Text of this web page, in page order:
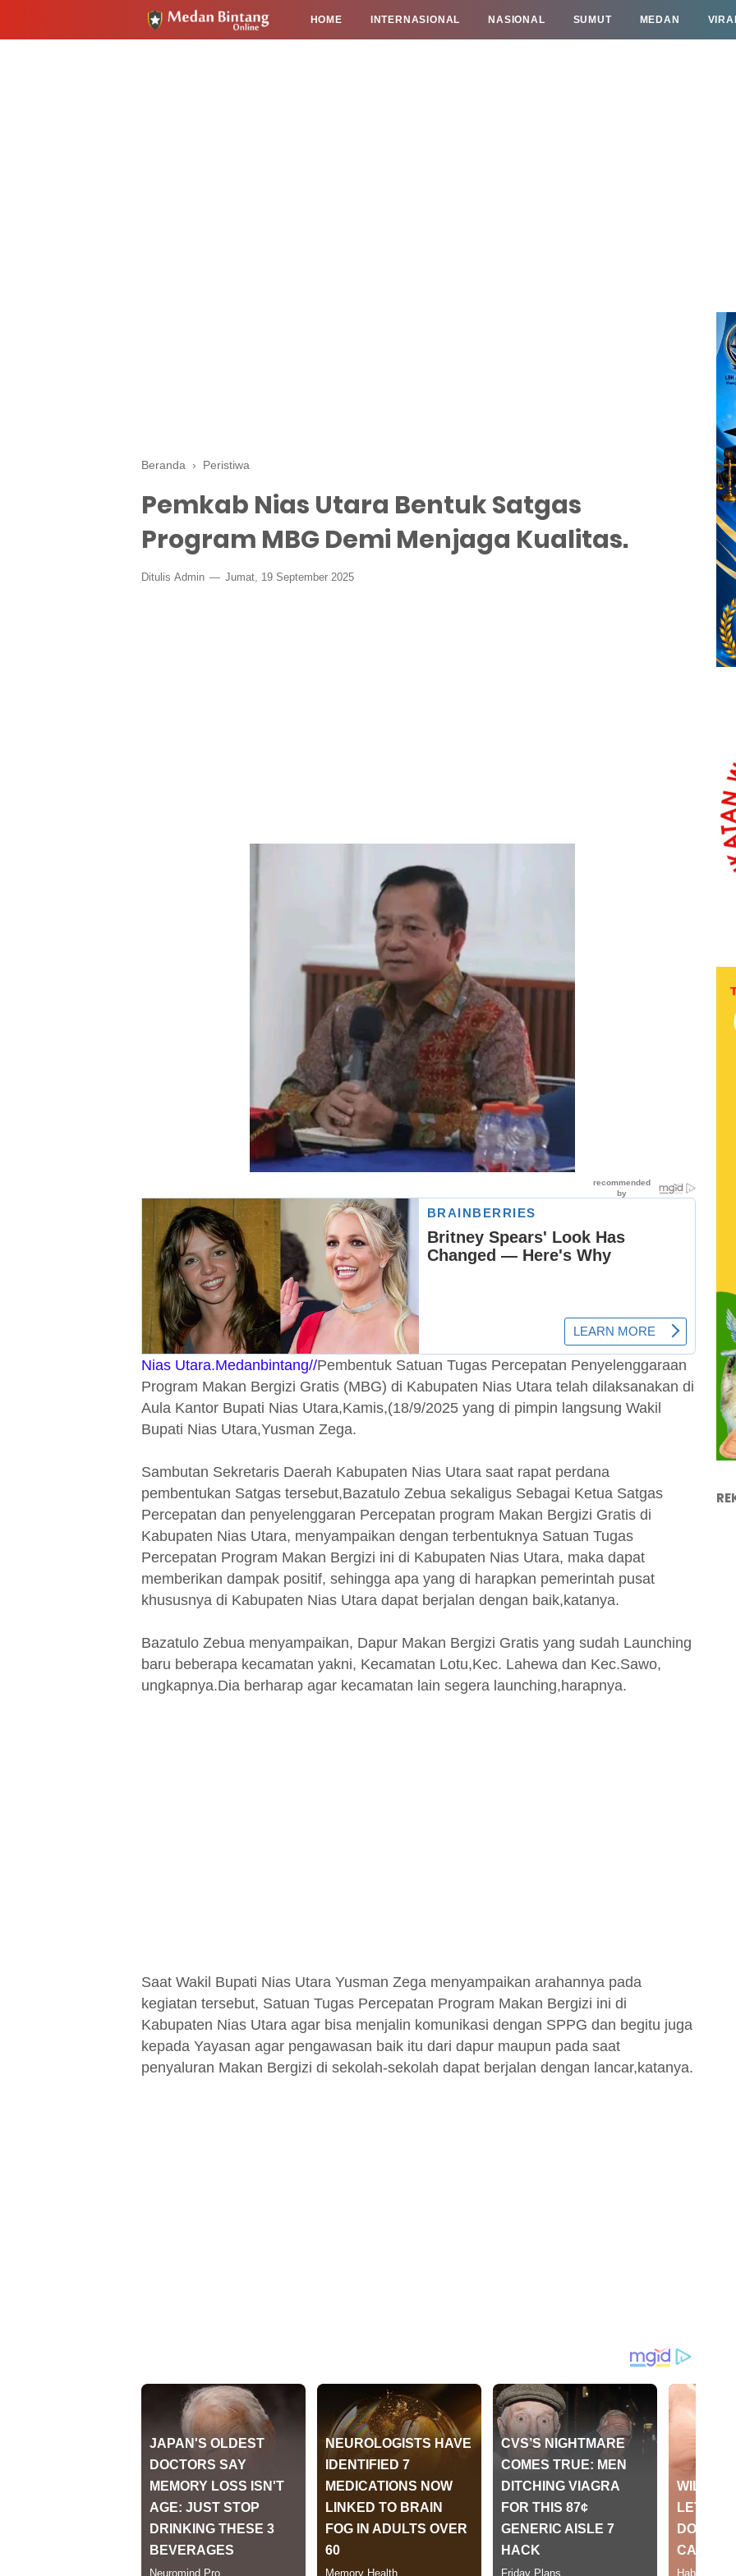
HOME INTERNASIONAL NASIONAL SUMUT MEDAN
Beranda › Peristiwa
Pemkab Nias Utara Bentuk Satgas
Program MBG Demi Menjaga Kualitas.
Ditulis Admin Jumat, 19 September 2025
Nias Utara.Medanbintang//Pembentuk Satuan Tugas Percepatan Penyelenggaraan
Program Makan Bergizi Gratis (MBG) di Kabupaten Nias Utara telah dilaksanakan di
Aula Kantor Bupati Nias Utara,Kamis,(18/9/2025 yang di pimpin langsung Wakil
Bupati Nias Utara,Yusman Zega.
Sambutan Sekretaris Daerah Kabupaten Nias Utara saat rapat perdana
pembentukan Satgas tersebut,Bazatulo Zebua sekaligus Sebagai Ketua Satgas
Percepatan dan penyelenggaran Percepatan program Makan Bergizi Gratis di
Kabupaten Nias Utara, menyampaikan dengan terbentuknya Satuan Tugas
Percepatan Program Makan Bergizi ini di Kabupaten Nias Utara, maka dapat
memberikan dampak positif, sehingga apa yang di harapkan pemerintah pusat
khususnya di Kabupaten Nias Utara dapat berjalan dengan baik,katanya.
Bazatulo Zebua menyampaikan, Dapur Makan Bergizi Gratis yang sudah Launching
baru beberapa kecamatan yakni, Kecamatan Lotu,Kec. Lahewa dan Kec.Sawo,
ungkapnya.Dia berharap agar kecamatan lain segera launching,harapnya.
Saat Wakil Bupati Nias Utara Yusman Zega menyampaikan arahannya pada
kegiatan tersebut, Satuan Tugas Percepatan Program Makan Bergizi ini di
Kabupaten Nias Utara agar bisa menjalin komunikasi dengan SPPG dan begitu juga
kepada Yayasan agar pengawasan baik itu dari dapur maupun pada saat
penyaluran Makan Bergizi di sekolah-sekolah dapat berjalan dengan lancar,katanya.